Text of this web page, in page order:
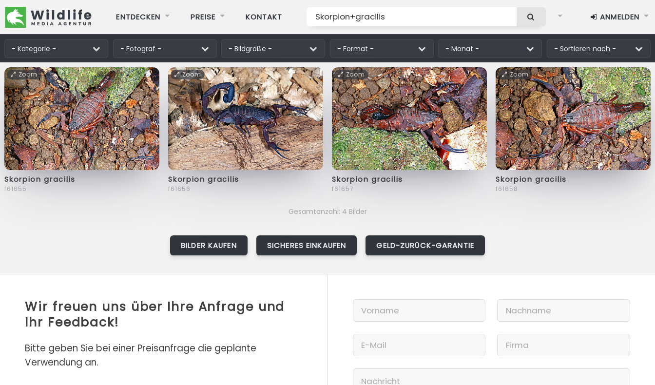
ENTDECKEN PREISE KONTAKT ANMELDEN
Zoom
Skorpion gracilis
f61655
Zoom
Skorpion gracilis
f61656
Zoom
Skorpion gracilis
f61657
Zoom
Skorpion gracilis
f61658
Gesamtanzahl: 4 Bilder
BILDER KAUFEN SICHERES EINKAUFEN GELD-ZURÜCK-GARANTIE
Wir freuen uns über Ihre Anfrage und
Ihr Feedback!
Bitte geben Sie bei einer Preisanfrage die geplante
Verwendung an.